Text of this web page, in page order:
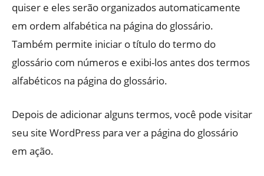
quiser e eles serão organizados automaticamente
em ordem alfabética na página do glossário.
Também permite iniciar o título do termo do
glossário com números e exibi-los antes dos termos
alfabéticos na página do glossário.
Depois de adicionar alguns termos, você pode visitar
seu site WordPress para ver a página do glossário
em ação.